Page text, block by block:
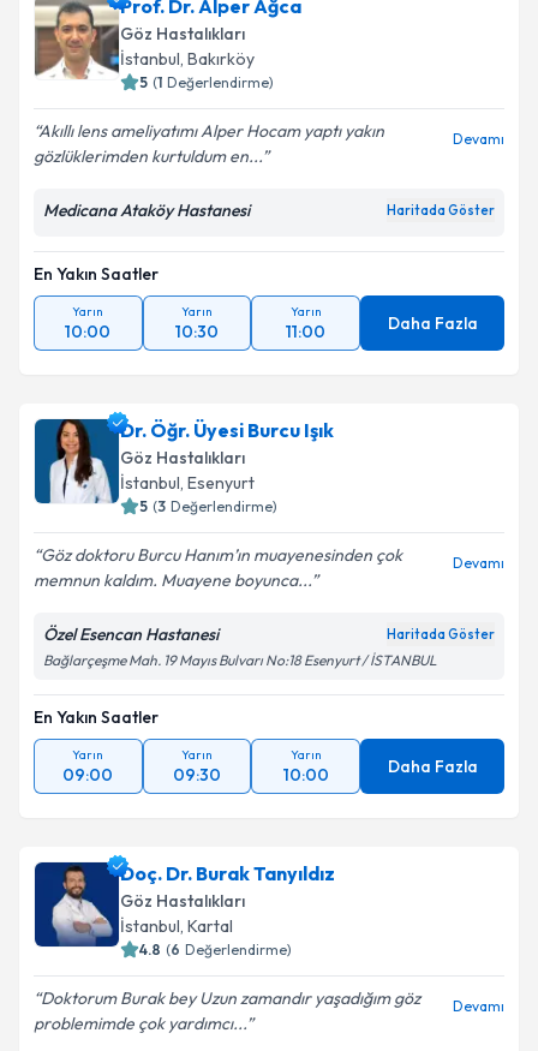
Prof. Dr. Alper Ağca
Göz Hastalıkları
İstanbul, Bakırköy
5 (1 Değerlendirme)
Akıllı lens ameliyatımı Alper Hocam yaptı yakın
gözlüklerimden kurtuldum en...
Devamı
Medicana Ataköy Hastanesi Haritada Göster
En Yakın Saatler
Yarın
10:00
Yarın
10:30
Yarın
11:00 Daha Fazla
Dr. Öğr. Üyesi Burcu Işık
Göz Hastalıkları
İstanbul, Esenyurt
5 (3 Değerlendirme)
Göz doktoru Burcu Hanım’ın muayenesinden çok
memnun kaldım. Muayene boyunca...
Devamı
Özel Esencan Hastanesi Haritada Göster
Bağlarçeşme Mah. 19 Mayıs Bulvarı No:18 Esenyurt / İSTANBUL
En Yakın Saatler
Yarın
09:00
Yarın
09:30
Yarın
10:00 Daha Fazla
Doç. Dr. Burak Tanyıldız
Göz Hastalıkları
İstanbul, Kartal
4.8 (6 Değerlendirme)
Doktorum Burak bey Uzun zamandır yaşadığım göz
problemimde çok yardımcı...
Devamı